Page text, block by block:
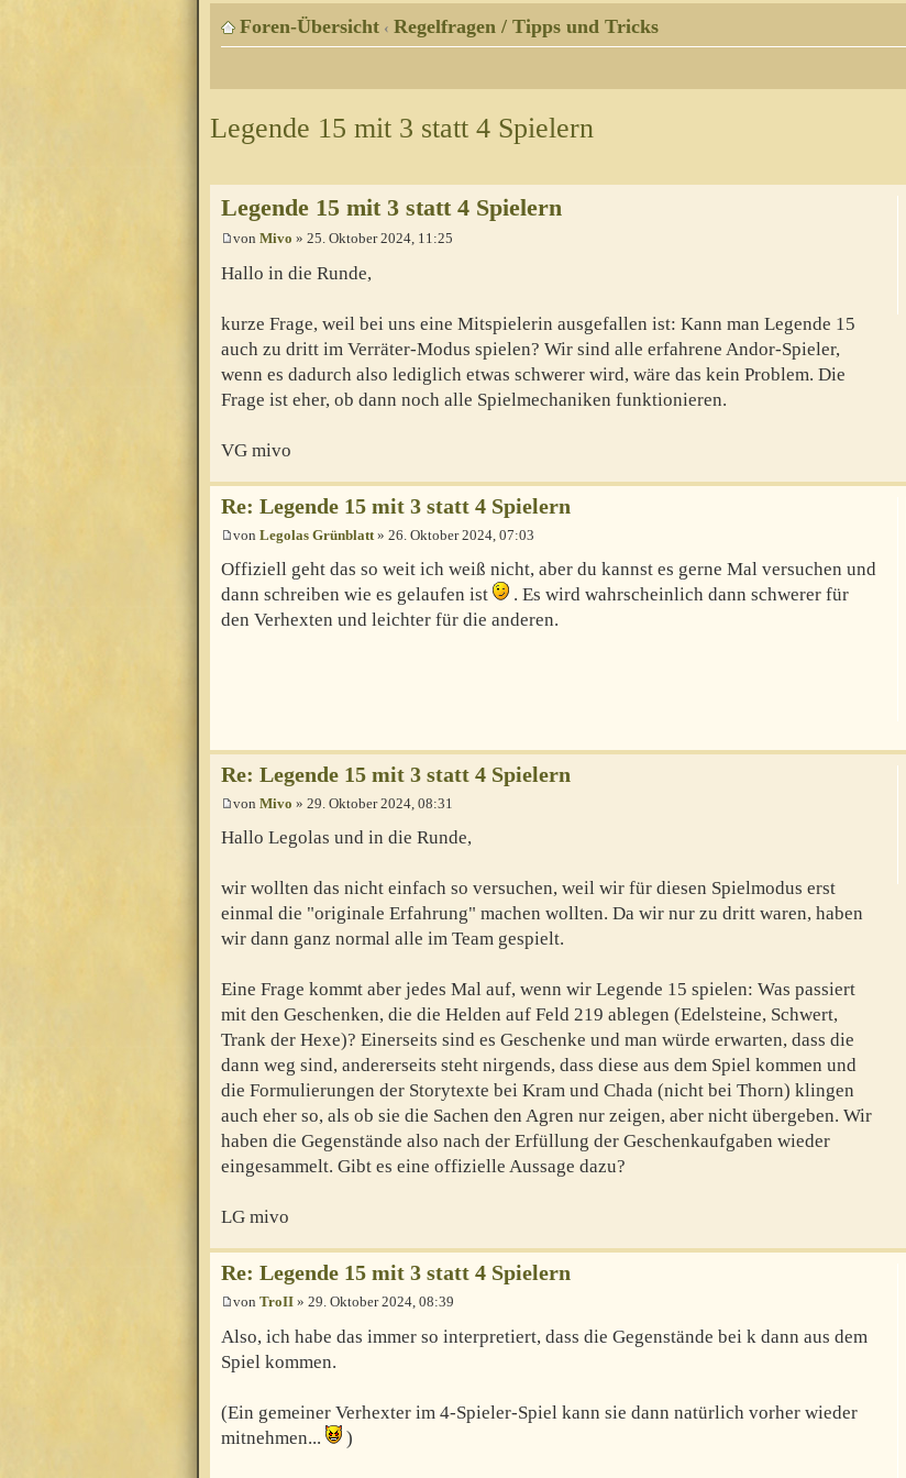
Foren-Übersicht ‹ Regelfragen / Tipps und Tricks
Legende 15 mit 3 statt 4 Spielern
Legende 15 mit 3 statt 4 Spielern
von Mivo » 25. Oktober 2024, 11:25
Hallo in die Runde,
kurze Frage, weil bei uns eine Mitspielerin ausgefallen ist: Kann man Legende 15
auch zu dritt im Verräter-Modus spielen? Wir sind alle erfahrene Andor-Spieler,
wenn es dadurch also lediglich etwas schwerer wird, wäre das kein Problem. Die
Frage ist eher, ob dann noch alle Spielmechaniken funktionieren.
VG mivo
Re: Legende 15 mit 3 statt 4 Spielern
von Legolas Grünblatt » 26. Oktober 2024, 07:03
Offiziell geht das so weit ich weiß nicht, aber du kannst es gerne Mal versuchen und
dann schreiben wie es gelaufen ist
. Es wird wahrscheinlich dann schwerer für
den Verhexten und leichter für die anderen.
Re: Legende 15 mit 3 statt 4 Spielern
von Mivo » 29. Oktober 2024, 08:31
Hallo Legolas und in die Runde,
wir wollten das nicht einfach so versuchen, weil wir für diesen Spielmodus erst
einmal die "originale Erfahrung" machen wollten. Da wir nur zu dritt waren, haben
wir dann ganz normal alle im Team gespielt.
Eine Frage kommt aber jedes Mal auf, wenn wir Legende 15 spielen: Was passiert
mit den Geschenken, die die Helden auf Feld 219 ablegen (Edelsteine, Schwert,
Trank der Hexe)? Einerseits sind es Geschenke und man würde erwarten, dass die
dann weg sind, andererseits steht nirgends, dass diese aus dem Spiel kommen und
die Formulierungen der Storytexte bei Kram und Chada (nicht bei Thorn) klingen
auch eher so, als ob sie die Sachen den Agren nur zeigen, aber nicht übergeben. Wir
haben die Gegenstände also nach der Erfüllung der Geschenkaufgaben wieder
eingesammelt. Gibt es eine offizielle Aussage dazu?
LG mivo
Re: Legende 15 mit 3 statt 4 Spielern
von TroII » 29. Oktober 2024, 08:39
Also, ich habe das immer so interpretiert, dass die Gegenstände bei k dann aus dem
Spiel kommen.
(Ein gemeiner Verhexter im 4-Spieler-Spiel kann sie dann natürlich vorher wieder
mitnehmen...
)